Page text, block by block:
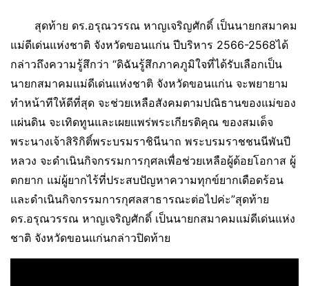
สุดท้าย ดร.อรุณวรรณ หาญเจริญศักดิ์ เป็นนายกสมาคม
แม่ดีเด่นแห่งชาติ จังหวัดขอนแก่น ปีบริหาร 2566-2568ได้
กล่าวถึงความรู้สึกว่า “ดิฉันรู้สึกภาคภูมิใจที่ได้รับเลือกเป็น
นายกสมาคมแม่ดีเด่นแห่งชาติ จังหวัดขอนแก่น จะพยายาม
ทำหน้าทีให้ดีที่สุด จะช่วยเหลือสังคมตามปณิธานของแม่ของ
แผ่นดิน จะเทิดทูนและเผยแพร่พระเกียรติคุณ ของสมเด็จ
พระนางเจ้าสิริกิติ์พระบรมราชินีนาถ พระบรมราชชนนีพันปี
หลวง จะดำเนินกิจกรรมการกุศลเพื่อช่วยเหลือผู้ด้อยโอกาส ผู้
ตกยาก แม่ผู้ยากไร้ที่ประสบปัญหาความทุกข์ยากเดือดร้อน
และดำเนินกิจกรรมการกุศลสาธารณะต่อไปค่ะ”สุดท้าย
ดร.อรุณวรรณ หาญเจริญศักดิ์ เป็นนายกสมาคมแม่ดีเด่นแห่ง
ชาติ จังหวัดขอนแก่นกล่าวปิดท้าย